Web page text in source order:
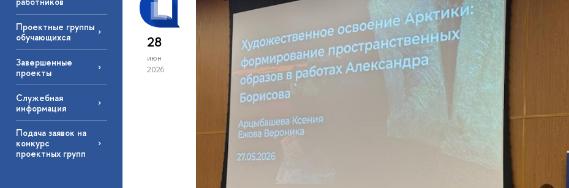
Проектные группы
обучающихся
Завершенные
проекты
Служебная
информация
Подача заявок на
конкурс
проектных групп
28
июн
2026